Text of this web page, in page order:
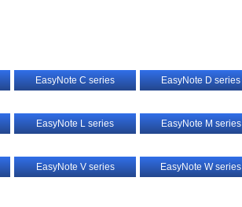
EasyNote C series EasyNote D series
EasyNote L series EasyNote M series
EasyNote V series EasyNote W series